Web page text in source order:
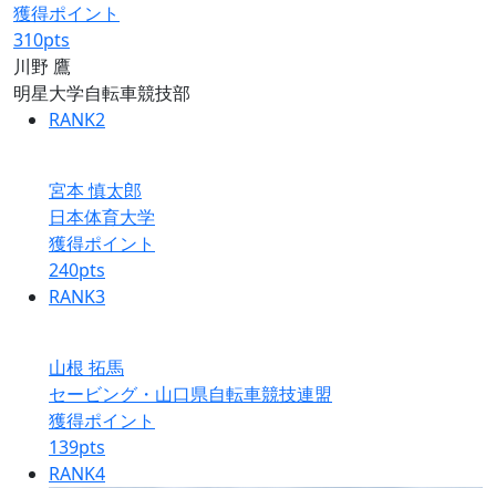
獲得ポイント
310pts
川野 鷹
明星大学自転車競技部
RANK2
宮本 慎太郎
日本体育大学
獲得ポイント
240pts
RANK3
山根 拓馬
セービング・山口県自転車競技連盟
獲得ポイント
139pts
RANK4